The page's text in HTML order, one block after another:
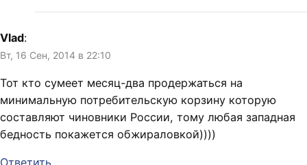
Vlad:
Вт, 16 Сен, 2014 в 22:10
Тот кто сумеет месяц-два продержаться на
минимальную потребительскую корзину которую
составляют чиновники России, тому любая западная
бедность покажется обжираловкой))))
Ответить